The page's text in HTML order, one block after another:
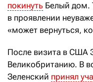
покинуть Белый дом.
в проявлении
«может вернуться,
После визита в США
Великобританию. В
Зеленский принял